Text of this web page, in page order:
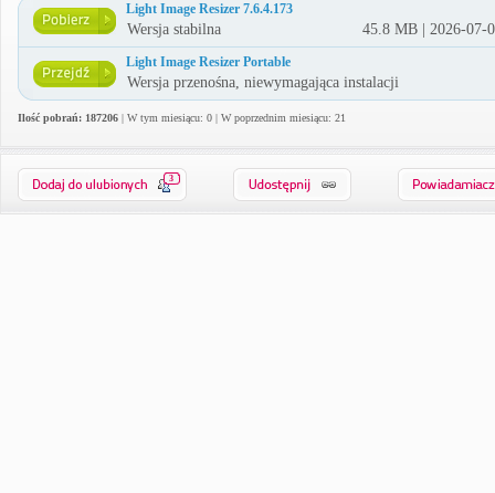
Light Image Resizer 7.6.4.173
Wersja stabilna 45.8 MB | 2026-07-
Light Image Resizer Portable
Wersja przenośna, niewymagająca instalacji
Ilość pobrań: 187206 | W tym miesiącu: 0 | W poprzednim miesiącu: 21
3